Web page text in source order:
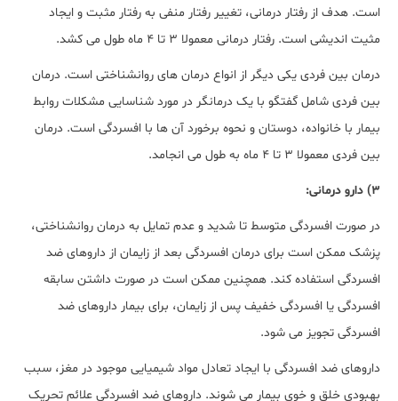
است. هدف از رفتار درمانی، تغییر رفتار منفی به رفتار مثبت و ایجاد
مثیت اندیشی است. رفتار درمانی معمولا 3 تا 4 ماه طول می کشد.
درمان بین فردی یکی دیگر از انواع درمان های روانشناختی است. درمان
بین فردی شامل گفتگو با یک درمانگر در مورد شناسایی مشکلات روابط
بیمار با خانواده، دوستان و نحوه برخورد آن ها با افسردگی است. درمان
بین فردی معمولا 3 تا 4 ماه به طول می انجامد.
3) دارو درمانی:
در صورت افسردگی متوسط تا شدید و عدم تمایل به درمان روانشناختی،
پزشک ممکن است برای درمان افسردگی بعد از زایمان از داروهای ضد
افسردگی استفاده کند. همچنین ممکن است در صورت داشتن سابقه
افسردگی یا افسردگی خفیف پس از زایمان، برای بیمار داروهای ضد
افسردگی تجویز می شود.
داروهای ضد افسردگی با ایجاد تعادل مواد شیمیایی موجود در مغز، سبب
بهبودی خلق و خوی بیمار می شوند. داروهای ضد افسردگی علائم تحریک